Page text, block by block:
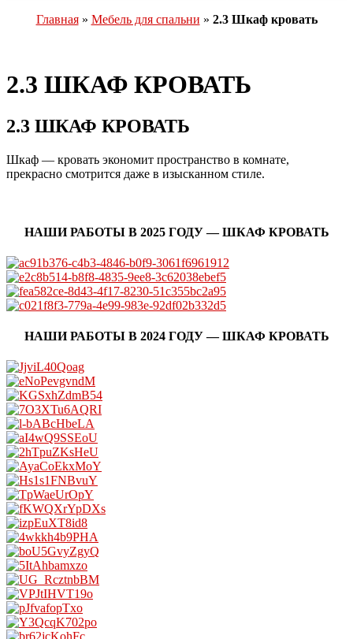
Главная» Мебель для спальни » 2.3 Шкаф кровать
2.3 ШКАФ КРОВАТЬ
2.3 ШКАФ КРОВАТЬ
Шкаф — кровать экономит пространство в комнате,
прекрасно смотрится даже в изысканном стиле.
НАШИ РАБОТЫ В 2025 ГОДУ — ШКАФ КРОВАТЬ
НАШИ РАБОТЫ В 2024 ГОДУ — ШКАФ КРОВАТЬ